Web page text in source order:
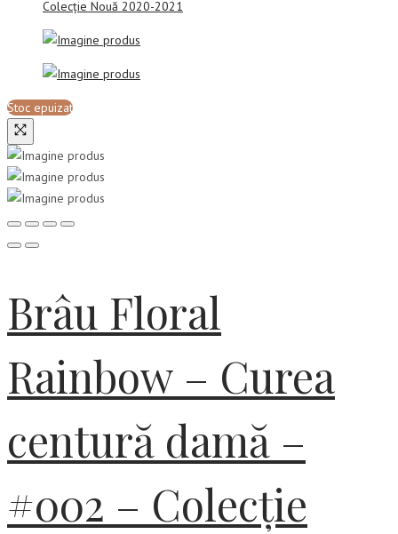
Stoc epuizat
Brâu Floral
Rainbow – Curea
centură damă –
#002 – Colecție